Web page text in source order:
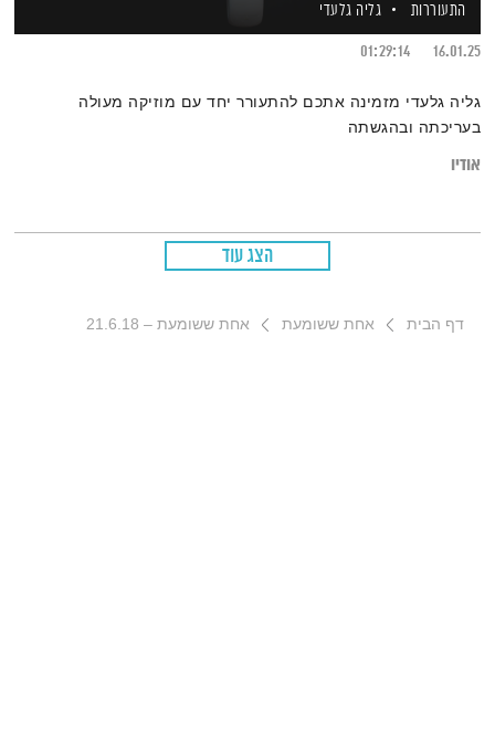
התעוררות
גליה גלעדי
16.01.25
01:29:14
גליה גלעדי מזמינה אתכם להתעורר יחד עם מוזיקה מעולה
בעריכתה ובהגשתה
אודיו
הצג עוד
דף הבית אחת ששומעת אחת ששומעת – 21.6.18